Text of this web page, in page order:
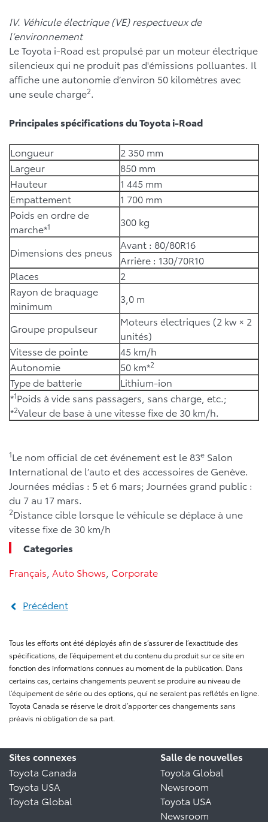
IV. Véhicule électrique (VE) respectueux de
l’environnement
Le Toyota i-Road est propulsé par un moteur électrique
silencieux qui ne produit pas d'émissions polluantes. Il
affiche une autonomie d’environ 50 kilomètres avec
une seule charge2.
Principales spécifications du Toyota i-Road
Longueur
2 350 mm
Largeur
850 mm
Hauteur
1 445 mm
Empattement
1 700 mm
Poids en ordre de
marche*1 300 kg
Dimensions des pneus
Avant : 80/80R16
Arrière : 130/70R10
Places
2
Rayon de braquage
minimum
3,0 m
Groupe propulseur
Moteurs électriques (2 kw × 2
unités)
Vitesse de pointe
45 km/h
Autonomie
50 km*2
Type de batterie
Lithium-ion
*1Poids à vide sans passagers, sans charge, etc.;
*2Valeur de base à une vitesse fixe de 30 km/h.
1Le nom official de cet événement est le 83e Salon
International de l’auto et des accessoires de Genève.
Journées médias : 5 et 6 mars; Journées grand public :
du 7 au 17 mars.
2Distance cible lorsque le véhicule se déplace à une
vitesse fixe de 30 km/h
Categories
Français Auto Shows Corporate
Précédent
Tous les efforts ont été déployés afin de s’assurer de l’exactitude des
spécifications, de l’équipement et du contenu du produit sur ce site en
fonction des informations connues au moment de la publication. Dans
certains cas, certains changements peuvent se produire au niveau de
l’équipement de série ou des options, qui ne seraient pas reflétés en ligne.
Toyota Canada se réserve le droit d’apporter ces changements sans
préavis ni obligation de sa part.
Sites connexes
Toyota Canada
Toyota USA
Toyota Global
Salle de nouvelles
Toyota Global
Newsroom
Toyota USA
Newsroom